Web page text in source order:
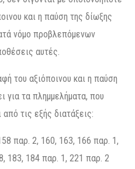
και η παύση της δίωξης
νόμο προβλεπόμενων
αυτές.
του αξιόποινου και η παύση
για τα πλημμελήματα, που
τις εξής διατάξεις:
παρ. 2, 160, 163, 166 παρ. 1,
183, 184 παρ. 1, 221 παρ. 2